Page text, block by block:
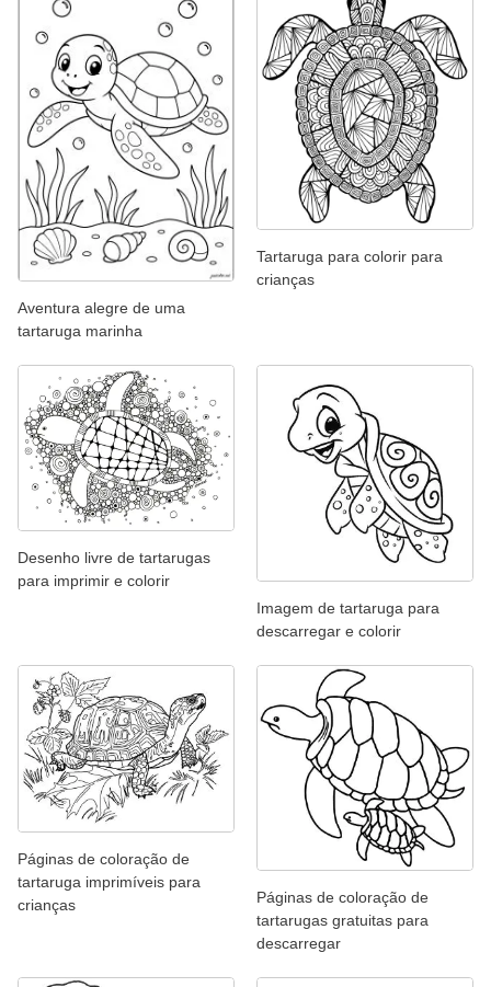
Aventura alegre de uma
tartaruga marinha
Tartaruga para colorir para
crianças
Desenho livre de tartarugas
para imprimir e colorir
Imagem de tartaruga para
descarregar e colorir
Páginas de coloração de
tartaruga imprimíveis para
crianças
Páginas de coloração de
tartarugas gratuitas para
descarregar